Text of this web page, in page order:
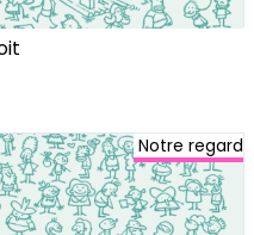
Notre regard